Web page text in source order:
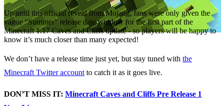
Up until this official reveal from Mojang, fans were only given the
vague “Summer” release date window for the first part of the
Minecraft 1.17 Caves and Cliffs update - so players will be happy to
know it’s much closer than many expected!
We don’t have a release time just yet, but stay tuned with the
Minecraft Twitter account to catch it as it goes live.
DON’T MISS IT: Minecraft Caves and Cliffs Pre Release 1